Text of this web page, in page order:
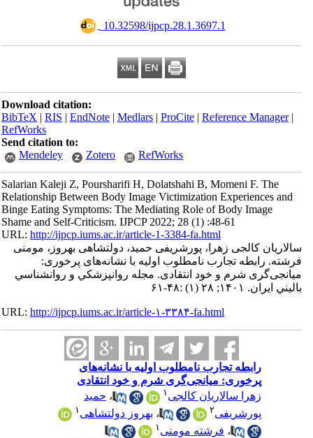
‎ 10.32598/ijpcp.28.1.3697.1
Download citation:
BibTeX|RIS|EndNote|Medlars|ProCite|Reference Manager
RefWorks
Send citation to:
Mendeley
Zotero RefWorks
Salarian Kaleji Z, Poursharifi H, Dolatshahi B, Momeni F. The
Relationship Between Body Image Victimization Experiences and
Binge Eating Symptoms: The Mediating Role of Body Image
Shame and Self-Criticism. IJPCP 2022; 28 (1) :48-61
URL:http://ijpcp.iums.ac.ir/article-1-3384-fa.html
سالاریان کالجی زهرا، پورشریفی حمید، دولتشاهی بهروز، مومنی
فرشته. رابطه تجارب نامطلوب اولیه با نشانه‌های پرخوری:
میانجی‌گری شرم و خود انتقادی. مجله روانپزشكي و روانشناسي
باليني ايران. ۱۴۰۱; ۲۸ (۱) :۴۸-۶۱
URL:http://ijpcp.iums.ac.ir/article-۱-۳۳۸۴-fa.html
رابطه تجارب نامطلوب اولیه با نشانه‌های
پرخوری: میانجی‌گری شرم و خود انتقادی
زهرا سالاریان کالجی
،حمید
پورشریفی
،بهروز دولتشاهی
،فرشته مومنی